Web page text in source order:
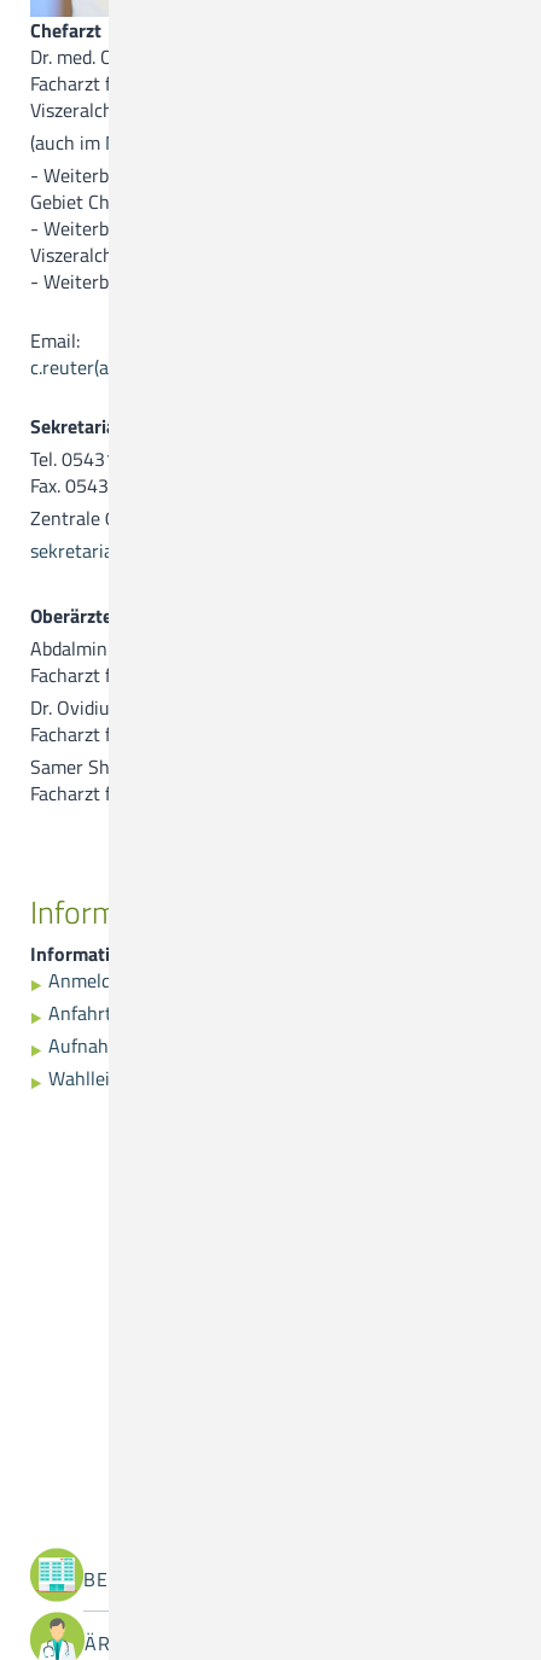
Chefarzt
Dr. med. Christoph Reuter
Facharzt für Chirurgie, Viszeralchirurgie, spezielle
Viszeralchirurgie und Proktologie
(auch im MVZ am CKQ
- Weiterbildungsermächtigung Basisweiterbildung im
Gebiet Chirurgie
- Weiterbildungsermächtigung [30 Monate] im Gebiet der
Viszeralchirurgie
- Weiterbildungsermächtigung [12 Monate] Proktologie
Email:
c.reuter(a)ckq-gmbh.de
Sekretariat
Tel. 05431.15-4651
Fax. 05431.15-4653
Zentrale 05431.15-0
sekretariat.viszeralchirurgie@ckq-gmbh.de
Oberärzte:
Abdalminim Al Alwani
Facharzt für Viszeralchirurgie
Dr. Ovidiu Andreica
Facharzt für Chirurgie, Viszeralchirurgie
Samer Shaheen
Facharzt für Viszeralchirurgie, Proktologie
Informationen
Informationen
Anmeldung
Anfahrtsplan
Aufnahme
Wahlleistungen
BEREICHE / ABTEILUNGEN
ÄRZTINNEN / ÄRZTE